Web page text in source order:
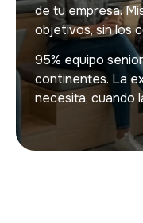
de tu empresa.
objetivos, sin los
95% equipo
continentes. La
necesita, cuando